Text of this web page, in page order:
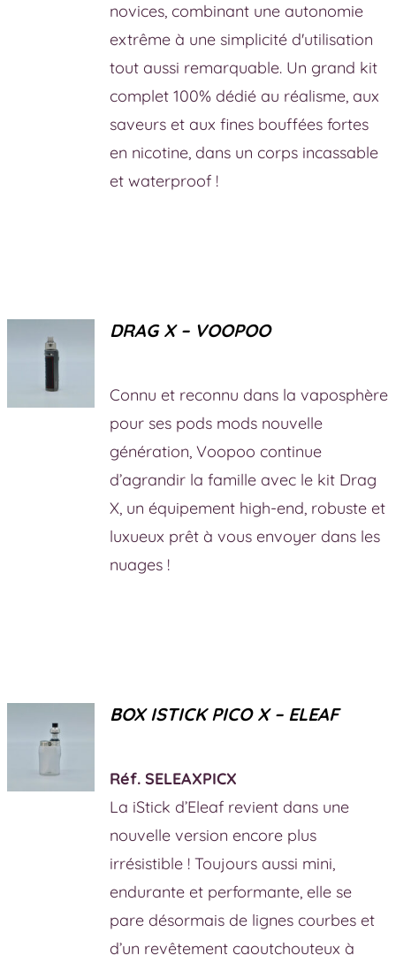
novices, combinant une autonomie
extrême à une simplicité d'utilisation
tout aussi remarquable. Un grand kit
complet 100% dédié au réalisme, aux
saveurs et aux fines bouffées fortes
en nicotine, dans un corps incassable
et waterproof !
DRAG X – VOOPOO
Connu et reconnu dans la vaposphère
pour ses pods mods nouvelle
génération, Voopoo continue
d’agrandir la famille avec le kit Drag
X, un équipement high-end, robuste et
luxueux prêt à vous envoyer dans les
nuages !
BOX ISTICK PICO X – ELEAF
Réf. SELEAXPICX
La iStick d’Eleaf revient dans une
nouvelle version encore plus
irrésistible ! Toujours aussi mini,
endurante et performante, elle se
pare désormais de lignes courbes et
d’un revêtement caoutchouteux à